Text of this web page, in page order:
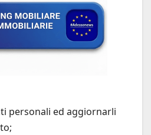
personali ed aggiornarli